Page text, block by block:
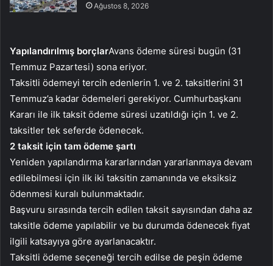
Ağustos 8, 2026
Yapılandırılmış borçlarAvans ödeme süresi bugün (31
Temmuz Pazartesi) sona eriyor.
Taksitli ödemeyi tercih edenlerin 1. ve 2. taksitlerini 31
Temmuz’a kadar ödemeleri gerekiyor. Cumhurbaşkanı
Kararı ile ilk taksit ödeme süresi uzatıldığı için 1. ve 2.
taksitler tek seferde ödenecek.
2 taksit için tam ödeme şartı
Yeniden yapılandırma kararlarından yararlanmaya devam
edilebilmesi için ilk iki taksitin zamanında ve eksiksiz
ödenmesi kuralı bulunmaktadır.
Başvuru sırasında tercih edilen taksit sayısından daha az
taksitle ödeme yapılabilir ve bu durumda ödenecek fiyat
ilgili katsayıya göre ayarlanacaktır.
Taksitli ödeme seçeneği tercih edilse de peşin ödeme